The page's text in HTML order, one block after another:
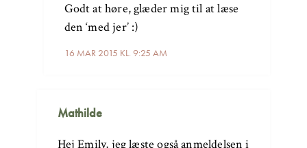
16 MAR 2015 KL. 9:25 AM
Godt at høre, glæder mig til at læse
den ‘med jer’ :)
Mathilde
Hej Emily, jeg læste også anmeldelsen i